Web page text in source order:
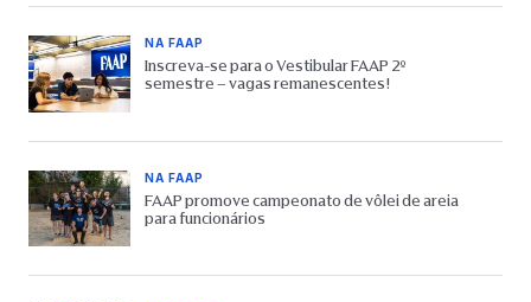
NA FAAP
Inscreva-se para o Vestibular FAAP 2º
semestre – vagas remanescentes!
NA FAAP
FAAP promove campeonato de vôlei de areia
para funcionários